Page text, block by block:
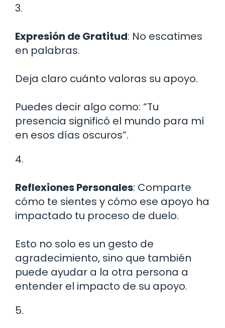
3.
Expresión de Gratitud: No escatimes
en palabras.
Deja claro cuánto valoras su apoyo.
Puedes decir algo como: “Tu
presencia significó el mundo para mí
en esos días oscuros”.
4.
Reflexiones Personales: Comparte
cómo te sientes y cómo ese apoyo ha
impactado tu proceso de duelo.
Esto no solo es un gesto de
agradecimiento, sino que también
puede ayudar a la otra persona a
entender el impacto de su apoyo.
5.